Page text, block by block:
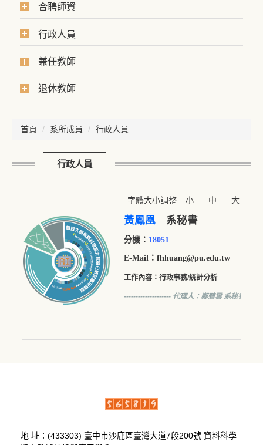
合聘師資
行政人員
兼任教師
退休教師
首頁 系所成員 行政人員
行政人員
字體大小調整 小 中 大
黃鳳凰 系秘書
分機： 18051
E-Mail： fhhuang@pu.edu.tw
工作內容：行政事務/統計分析
-------------------- 代理人：鄭碧雲 系秘書
地 址：(433303) 臺中市沙鹿區臺灣大道7段200號 資料科學